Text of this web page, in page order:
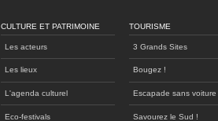
CULTURE ET PATRIMOINE
Les acteurs
Les lieux
L'agenda culturel
Eco-festivals
TOURISME
3 Grands Sites
Bougez !
Escapade sans voiture
Savourez le Sud !